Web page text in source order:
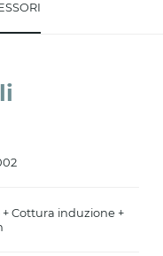
+ Cottura induzione +